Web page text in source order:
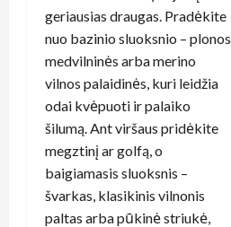
geriausias draugas. Pradėkite
nuo bazinio sluoksnio – plonos
medvilninės arba merino
vilnos palaidinės, kuri leidžia
odai kvėpuoti ir palaiko
šilumą. Ant viršaus pridėkite
megztinį ar golfą, o
baigiamasis sluoksnis –
švarkas, klasikinis vilnonis
paltas arba pūkinė striukė,